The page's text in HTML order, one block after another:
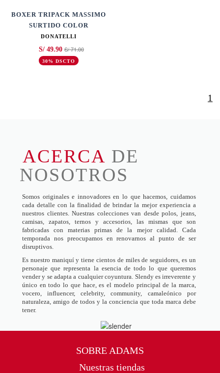
BOXER TRIPACK MASSIMO
SURTIDO COLOR
DONATELLI
S/ 49.90 S/ 71.00
30% DSCTO
1
ACERCA DE
NOSOTROS
Somos originales e innovadores en lo que hacemos, cuidamos
cada detalle con la finalidad de brindar la mejor experiencia a
nuestros clientes. Nuestras colecciones van desde polos, jeans,
camisas, zapatos, ternos y accesorios, las mismas que son
fabricadas con materias primas de la mejor calidad. Cada
temporada nos preocupamos en renovarnos al punto de ser
disruptivos.
Es nuestro maniquí y tiene cientos de miles de seguidores, es un
personaje que representa la esencia de todo lo que queremos
vender y se adapta a cualquier coyuntura. Slendy es irreverente y
único en todo lo que hace, es el modelo principal de la marca,
vocero, influencer, celebrity, community, camaleónico por
naturaleza, amigo de todos y la conciencia que toda marca debe
tener.
SOBRE ADAMS
Nuestras tiendas